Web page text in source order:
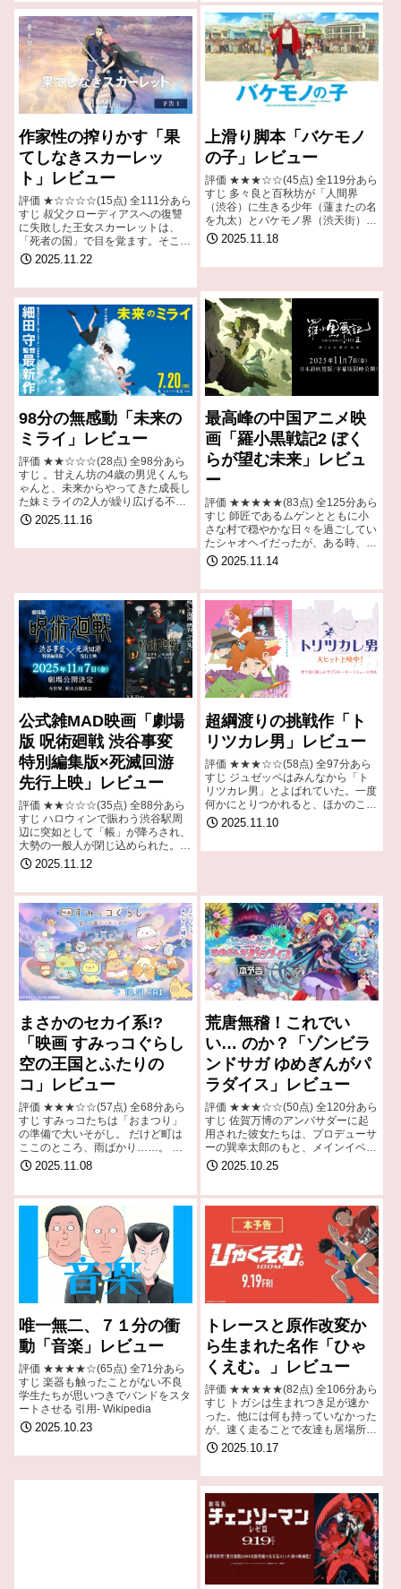
作家性の搾りかす「果
てしなきスカーレッ
ト」レビュー
評価 ★☆☆☆☆(15点) 全111分あら
すじ 叔父クローディアスへの復讐
に失敗した王女スカーレットは、
「死者の国」で目を覚ます。そこ
は、略奪と暴力がはびこり、力のな
き者や傷ついた者は「虚無」となっ
2025.11.22
上滑り脚本「バケモノ
の子」レビュー
評価 ★★★☆☆(45点) 全119分あら
すじ 多々良と百秋坊が「人間界
（渋谷）に生きる少年（蓮またの名
を九太）とバケモノ界（渋天街）に
生きるバケモノ（熊獣人の熊徹）」
の人生を語る物語。 引用-
2025.11.18
98分の無感動「未来の
ミライ」レビュー
評価 ★★☆☆☆(28点) 全98分あら
すじ 。甘えん坊の4歳の男児くんち
ゃんと、未来からやってきた成長し
た妹ミライの2人が繰り広げる不思
議な冒険を通して、さまざまな家族
の愛のかたちを描く。 引用-
2025.11.16
最高峰の中国アニメ映
画「羅小黒戦記2 ぼく
らが望む未来」レビュ
ー
評価 ★★★★★(83点) 全125分あら
すじ 師匠であるムゲンとともに小
さな村で穏やかな日々を過ごしてい
たシャオヘイだったが、ある時、と
ある会館への襲撃事件が、長きにわ
たって保たれていた妖精の世界の平
2025.11.14
公式雑MAD映画「劇場
版 呪術廻戦 渋谷事変
特別編集版×死滅回游
先行上映」レビュー
評価 ★★☆☆☆(35点) 全88分あら
すじ ハロウィンで賑わう渋谷駅周
辺に突如として「帳」が降ろされ、
大勢の一般人が閉じ込められた。
引用- Wikipedia
2025.11.12
超綱渡りの挑戦作「ト
リツカレ男」レビュー
評価 ★★★☆☆(58点) 全97分あら
すじ ジュゼッペはみんなから「ト
リツカレ男」とよばれていた。一度
何かにとりつかれると、ほかのこと
にいっさい気がむかなくなる。 引
用- Wikipedia
2025.11.10
まさかのセカイ系!?
「映画 すみっコぐらし
空の王国とふたりの
コ」レビュー
評価 ★★★☆☆(57点) 全68分あら
すじ すみっコたちは「おまつり」
の準備で大いそがし。 だけど町は
ここのところ、雨ばかり……。 引
用- Wikipedia
2025.11.08
荒唐無稽！これでい
い… のか？「ゾンビラ
ンドサガ ゆめぎんがパ
ラダイス」レビュー
評価 ★★★☆☆(50点) 全120分あら
すじ 佐賀万博のアンバサダーに起
用された彼女たちは、プロデューサ
ーの巽幸太郎のもと、メインイベン
トであるSAGAアリーナライブへ向
けて準備を進めていた。 引用-
2025.10.25
唯一無二、７１分の衝
動「音楽」レビュー
評価 ★★★★☆(65点) 全71分あら
すじ 楽器も触ったことがない不良
学生たちが思いつきでバンドをスタ
ートさせる 引用- Wikipedia
2025.10.23
トレースと原作改変か
ら生まれた名作「ひゃ
くえむ。」レビュー
評価 ★★★★★(82点) 全106分あら
すじ トガシは生まれつき足が速か
った。他には何も持っていなかった
が、速く走ることで友達も居場所も
得ることができた。引用- Wikipedia
2025.10.17